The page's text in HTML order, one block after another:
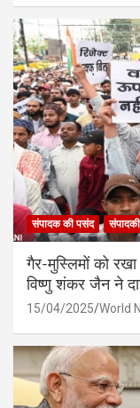
संपादक की पसंद
गैर-मुस्लिमों को
विष्णु शंकर जैन ने
15/04/2025 World